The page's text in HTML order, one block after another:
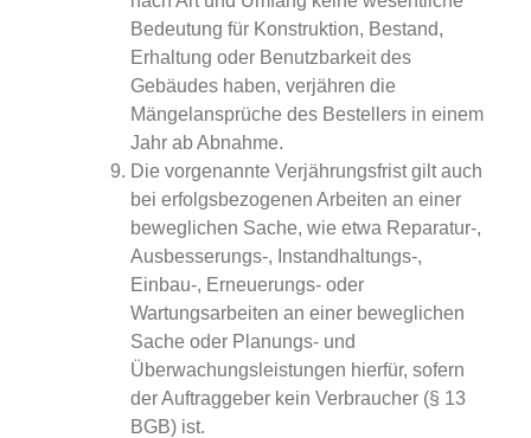
Bedeutung für Konstruktion, Bestand,
Erhaltung oder Benutzbarkeit des
Gebäudes haben, verjähren die
Mängelansprüche des Bestellers in einem
Jahr ab Abnahme.
Die vorgenannte Verjährungsfrist gilt auch
bei erfolgsbezogenen Arbeiten an einer
beweglichen Sache, wie etwa Reparatur-,
Ausbesserungs-, Instandhaltungs-,
Einbau-, Erneuerungs- oder
Wartungsarbeiten an einer beweglichen
Sache oder Planungs- und
Überwachungsleistungen hierfür, sofern
der Auftraggeber kein Verbraucher (§ 13
BGB) ist.